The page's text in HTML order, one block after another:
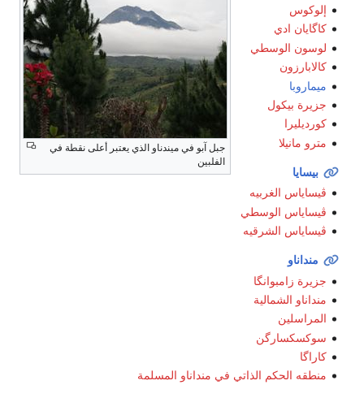
جبل آبو في ميندناو الذي يعتبر أعلى نقطة في
الفلبين
إلوكوس
كاگايان ادي
لوسون الوسطي
كالابارزون
ميماروبا
جزيرة بيكول
كورديليرا
مترو مانيلا
بيسايا
ڤيساياس الغربيه
ڤيساياس الوسطي
ڤيساياس الشرقيه
منداناو
جزيرة زامبوانگا
منداناو الشمالية
المراسلين
سوكسكسارگن
كاراگا
منطقه الحكم الذاتي في منداناو المسلمة